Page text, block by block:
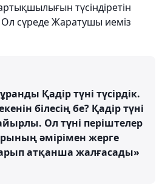
түсіндіретін
сүреде Жаратушы иеміз
Қадір түні түсірдік.
білесің бе? Қадір түні
Ол түні періштелер
әмірімен жерге
атқанша жалғасады»